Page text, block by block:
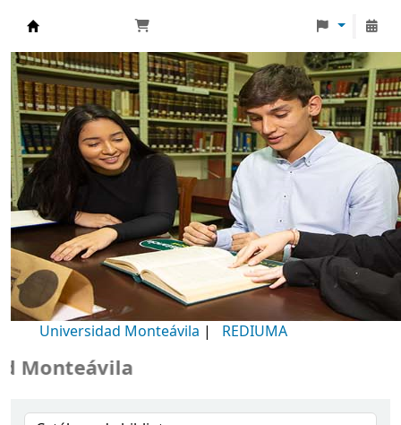
Biblioteca Universidad Monteávila
Universidad Monteávila | REDIUMA